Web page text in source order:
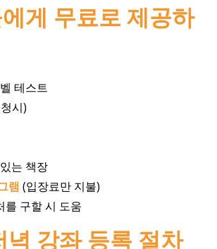
게 무료로 제공하
테스트
시)
는 책장
램 (입장료만 지불)
를 구할 시 도움
녁 강좌 등록 절차